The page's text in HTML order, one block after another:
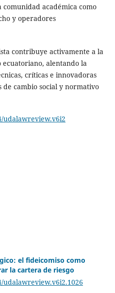
académica como
y operadores
contribuye activamente a la
alentando la
críticas e innovadoras
de cambio social y normativo
udalawreview.v6i2
el fideicomiso como
la cartera de riesgo
udalawreview.v6i2.1026